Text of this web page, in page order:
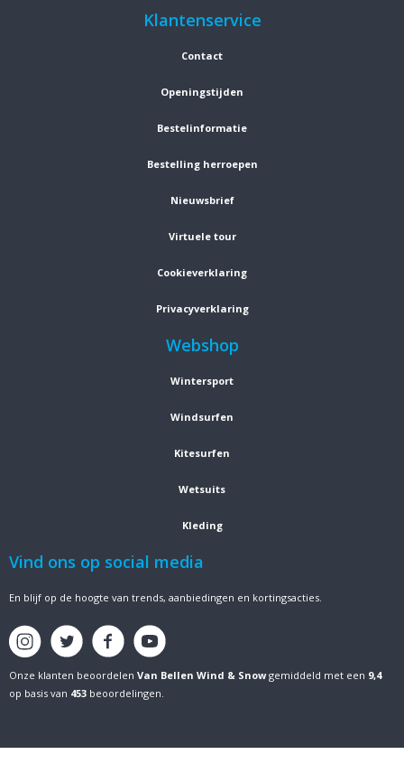
Klantenservice
Contact
Openingstijden
Bestelinformatie
Bestelling herroepen
Nieuwsbrief
Virtuele tour
Cookieverklaring
Privacyverklaring
Webshop
Wintersport
Windsurfen
Kitesurfen
Wetsuits
Kleding
Vind ons op social media
En blijf op de hoogte van trends, aanbiedingen en kortingsacties.
Onze klanten beoordelen Van Bellen Wind & Snowgemiddeld met een 9,4
op basis van 453 beoordelingen.